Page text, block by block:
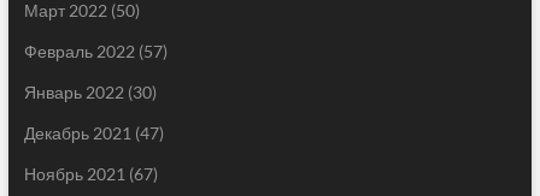
Март 2022 (50)
Февраль 2022 (57)
Январь 2022 (30)
Декабрь 2021 (47)
Ноябрь 2021 (67)